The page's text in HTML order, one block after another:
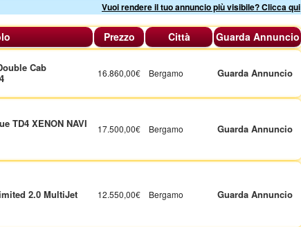
Vuoi rendere il tuo annuncio più visibile? Clicca qui
Prezzo Città Guarda Annuncio
Cab
16.860,00€ Bergamo Guarda Annuncio
TD4 XENON NAVI
17.500,00€ Bergamo Guarda Annuncio
2.0 MultiJet 12.550,00€ Bergamo Guarda Annuncio